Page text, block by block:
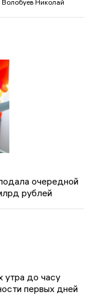
Волобуев Николай
очередной
рублей
утра до часу
первых дней